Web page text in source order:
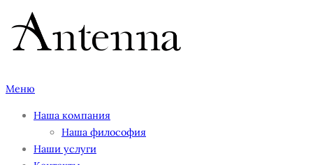
Перейти
содержимому
Меню
Наша компания
Наша философия
Наши услуги